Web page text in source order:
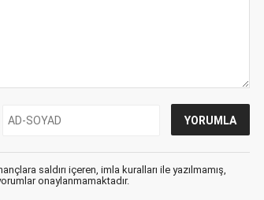
saldırı içeren, imla kuralları ile yazılmamış,
onaylanmamaktadır.